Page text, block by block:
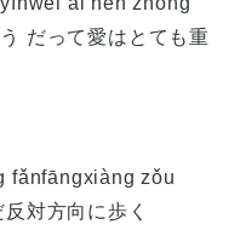
だって愛はとても重
fǎnfāngxiàng zǒu
対方向に歩く